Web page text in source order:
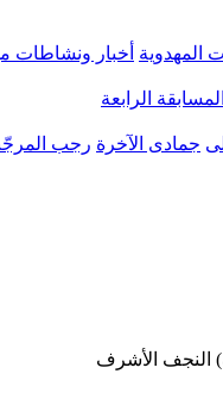
المهدوية أخبار ونشاطات
المسابقة الرابعة
جمادى الآخرة رجب
النجف الأشرف